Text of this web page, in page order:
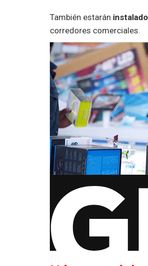
También estarán
corredores comerciales.